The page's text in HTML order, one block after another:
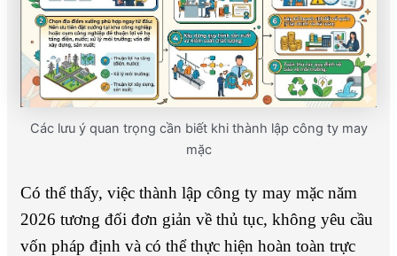
Các lưu ý quan trọng cần biết khi thành lập công ty may
mặc
Có thể thấy, việc thành lập công ty may mặc năm
2026 tương đối đơn giản về thủ tục, không yêu cầu
vốn pháp định và có thể thực hiện hoàn toàn trực